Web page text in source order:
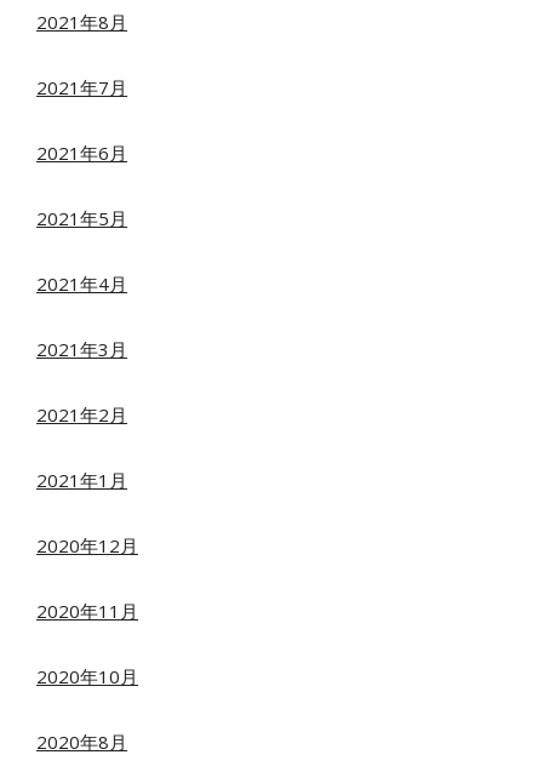
2021年8月
2021年7月
2021年6月
2021年5月
2021年4月
2021年3月
2021年2月
2021年1月
2020年12月
2020年11月
2020年10月
2020年8月